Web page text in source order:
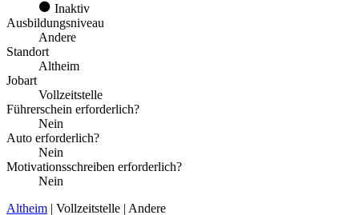
Inaktiv
Ausbildungsniveau
Andere
Standort
Altheim
Jobart
Vollzeitstelle
Führerschein erforderlich?
Nein
Auto erforderlich?
Nein
Motivationsschreiben erforderlich?
Nein
Altheim | Vollzeitstelle | Andere